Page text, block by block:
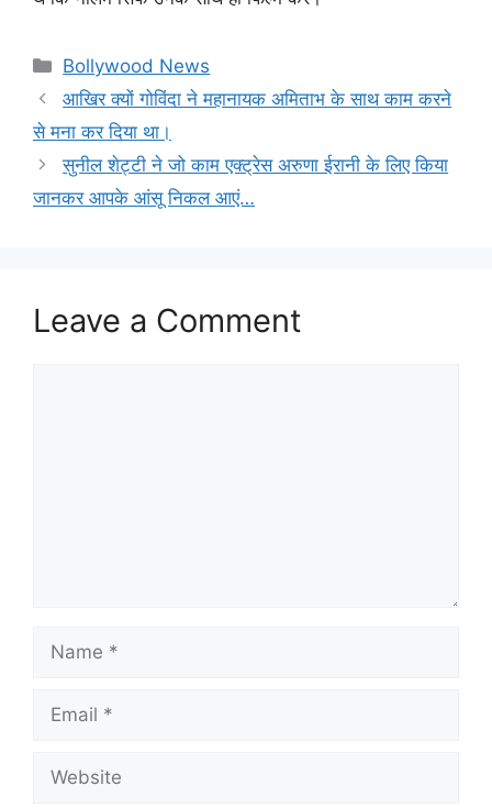
Categories
Bollywood News
आखिर क्यों गोविंदा ने महानायक अमिताभ के साथ काम करने
से मना कर दिया था।
सुनील शेट्टी ने जो काम एक्ट्रेस अरुणा ईरानी के लिए किया
जानकर आपके आंसू निकल आएं…
Leave a Comment